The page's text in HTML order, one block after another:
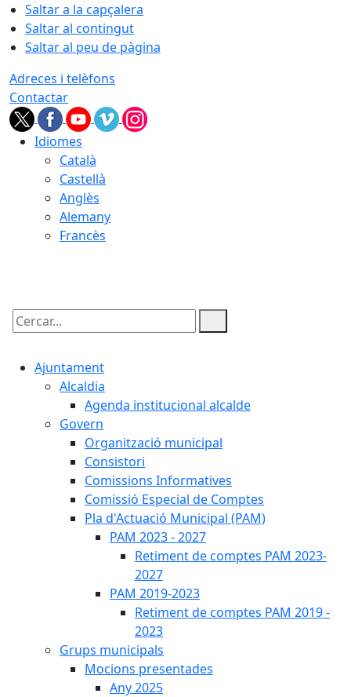
Saltar a la capçalera
Saltar al contingut
Saltar al peu de pàgina
Adreces i telèfons
Contactar
Idiomes
Català
Castellà
Anglès
Alemany
Francès
Cercar:
Ajuntament
Alcaldia
Agenda institucional alcalde
Govern
Organització municipal
Consistori
Comissions Informatives
Comissió Especial de Comptes
Pla d'Actuació Municipal (PAM)
PAM 2023 - 2027
Retiment de comptes PAM 2023-
2027
PAM 2019-2023
Retiment de comptes PAM 2019 -
2023
Grups municipals
Mocions presentades
Any 2025